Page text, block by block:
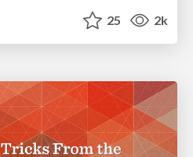
25 2k